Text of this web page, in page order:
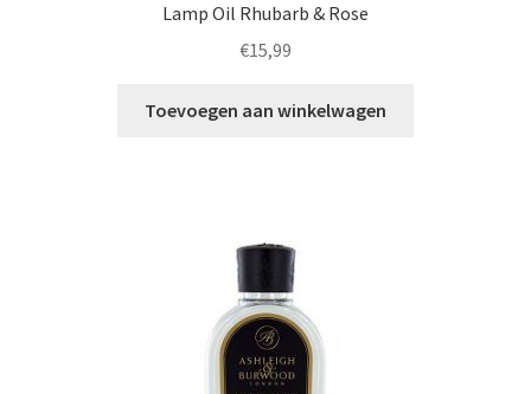
Lamp Oil Rhubarb & Rose
€15,99
Toevoegen aan winkelwagen